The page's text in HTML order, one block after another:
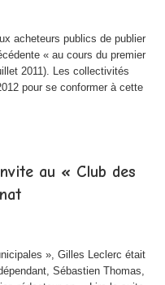
acheteurs publics de publier
« au cours du premier
2011). Les collectivités
pour se conformer à cette
au « Club des
», Gilles Leclerc était
Sébastien Thomas,